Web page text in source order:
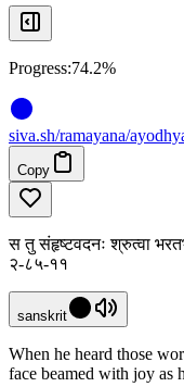
Progress:74.2%
siva.sh/ramayana/
Copy
स तु संहृष्टवदनः श्रुत्वा
२-८५-११
sanskrit
When he heard those
face beamed with joy as